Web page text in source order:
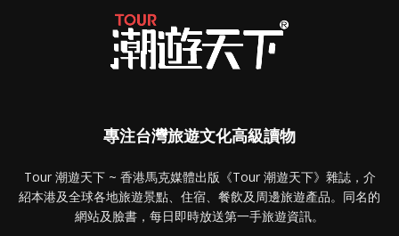
專注台灣旅遊文化高級讀物
Tour 潮遊天下 ~ 香港馬克媒體出版《Tour 潮遊天下》雜誌，介
紹本港及全球各地旅遊景點、住宿、餐飲及周邊旅遊產品。同名的
網站及臉書，每日即時放送第一手旅遊資訊。